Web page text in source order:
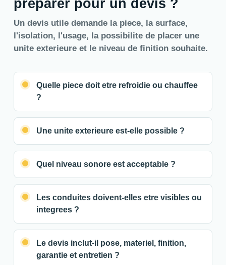
Un devis utile demande la piece, la surface,
l'isolation, l'usage, la possibilite de placer une
unite exterieure et le niveau de finition souhaite.
Quelle piece doit etre refroidie ou chauffee
?
Une unite exterieure est-elle possible ?
Quel niveau sonore est acceptable ?
Les conduites doivent-elles etre visibles ou
integrees ?
Le devis inclut-il pose, materiel, finition,
garantie et entretien ?